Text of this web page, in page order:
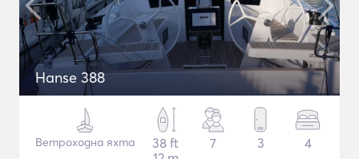
Hanse 388
Ветроходна яхта
38 ft
7 3 4